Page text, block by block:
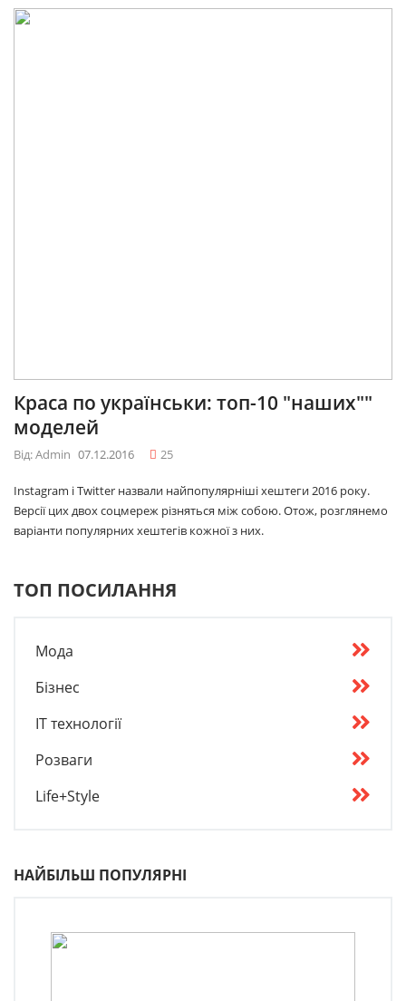
Краса по українськи: топ-10 "наших""
моделей
Від: Admin 07.12.2016 25
Instagram і Twitter назвали найпопулярніші хештеги 2016 року.
Версії цих двох соцмереж різняться між собою. Отож, розглянемо
варіанти популярних хештегів кожної з них.
ТОП ПОСИЛАННЯ
Мода
Бізнес
IT технології
Розваги
Life+Style
НАЙБІЛЬШ ПОПУЛЯРНІ